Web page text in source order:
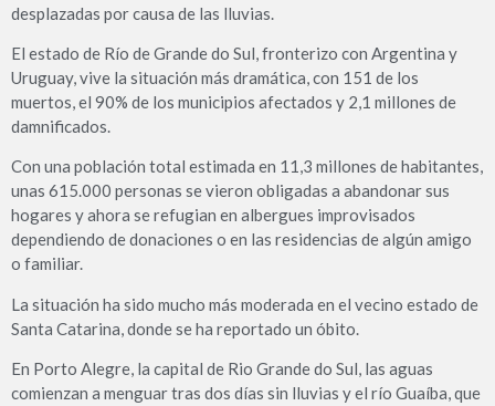
desplazadas por causa de las lluvias.
El estado de Río de Grande do Sul, fronterizo con Argentina y
Uruguay, vive la situación más dramática, con 151 de los
muertos, el 90% de los municipios afectados y 2,1 millones de
damnificados.
Con una población total estimada en 11,3 millones de habitantes,
unas 615.000 personas se vieron obligadas a abandonar sus
hogares y ahora se refugian en albergues improvisados
dependiendo de donaciones o en las residencias de algún amigo
o familiar.
La situación ha sido mucho más moderada en el vecino estado de
Santa Catarina, donde se ha reportado un óbito.
En Porto Alegre, la capital de Rio Grande do Sul, las aguas
comienzan a menguar tras dos días sin lluvias y el río Guaíba, que